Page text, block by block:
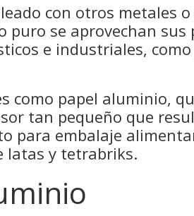
con otros metales o
puro se aprovechan sus
e industriales,
como papel aluminio,
tan pequeño que
para embalaje
latas y tetrabriks.